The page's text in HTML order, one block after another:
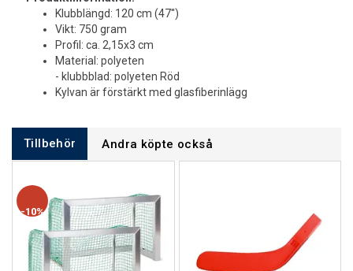
Klubblängd: 120 cm (47'')
Vikt: 750 gram
Profil: ca. 2,15x3 cm
Material: polyeten
- klubbblad: polyeten Röd
Kylvan är förstärkt med glasfiberinlägg
Tillbehör Andra köpte också
10%